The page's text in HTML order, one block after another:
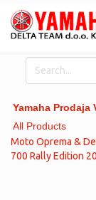
Yamaha Prodaja
All Products
Moto Oprema &
700 Rally Edition